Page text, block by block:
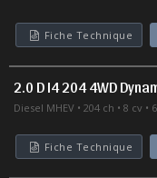
Fiche Technique
2.0 D I4 204 4WD
Diesel MHEV 204 ch 8 cv
Fiche Technique